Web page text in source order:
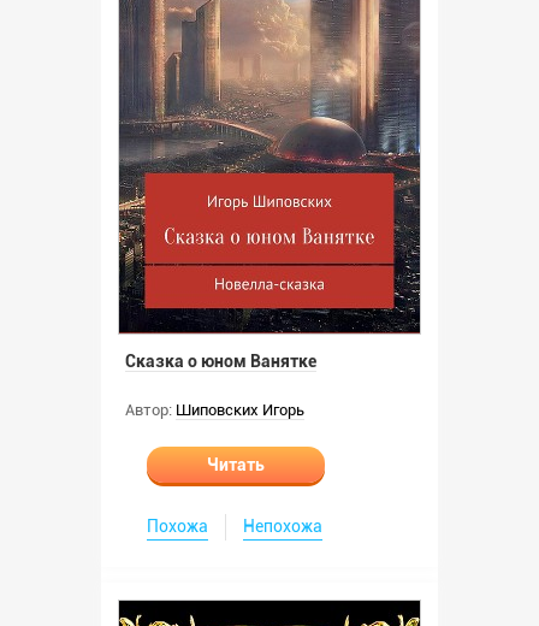
Сказка о юном Ванятке
Автор: Шиповских Игорь
Читать
Похожа Непохожа